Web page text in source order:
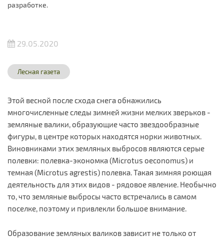
разработке.
29.05.2020
Лесная газета
Этой весной после схода снега обнажились
многочисленные следы зимней жизни мелких зверьков -
земляные валики, образующие часто звездообразные
фигуры, в центре которых находятся норки животных.
Виновниками этих земляных выбросов являются серые
полевки: полевка-экономка (Microtus oeconomus) и
темная (Microtus agrestis) полевка. Такая зимняя роющая
деятельность для этих видов - рядовое явление. Необычно
то, что земляные выбросы часто встречались в самом
поселке, поэтому и привлекли большое внимание.
Образование земляных валиков зависит не только от